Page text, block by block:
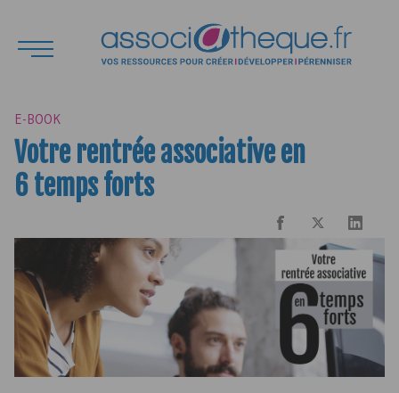
E-BOOK
Votre rentrée associative en
6 temps forts